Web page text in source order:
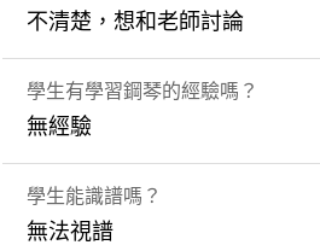
不清楚，想和老師討論
學生有學習鋼琴的經驗嗎？
無經驗
學生能識譜嗎？
無法視譜